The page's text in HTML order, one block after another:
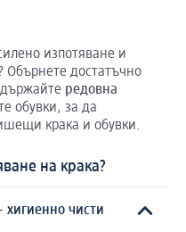
изпотяване и
Обърнете достатъчно
редовна
обувки, за да
крака и обувки.
на крака?
хигиенно чисти